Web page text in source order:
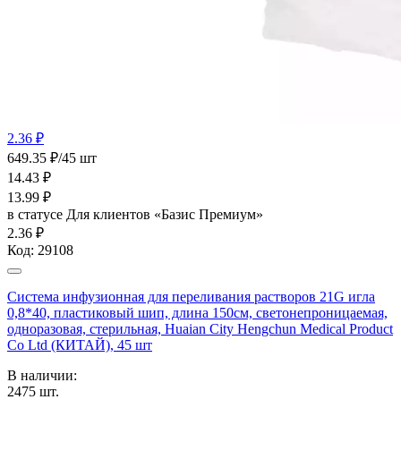
2.36 ₽
649.35 ₽/45 шт
14.43 ₽
13.99 ₽
в статусе Для клиентов «Базис Премиум»
2.36 ₽
Код: 29108
Система инфузионная для переливания растворов 21G игла
0,8*40, пластиковый шип, длина 150см, светонепроницаемая,
одноразовая, стерильная, Huaian City Hengchun Medical Product
Co Ltd (КИТАЙ), 45 шт
В наличии:
2475 шт.